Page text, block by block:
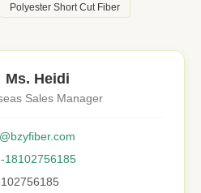
Polyester Short Cut Fiber
Ms. Heidi
Sales Manager
18102756185